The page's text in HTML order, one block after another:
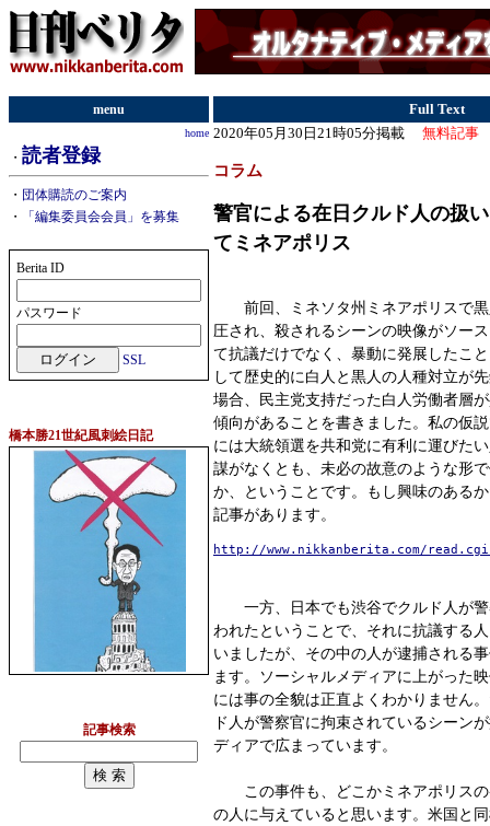
menu
home
・ 読者登録
・ 団体購読のご案内
・
「編集委員会会員」を募集
Berita ID
パスワード
SSL
橋本勝21世紀風刺絵日記
記事検索
Full Text
2020年05月30日21時05分掲載 無料記事
コラム
警官による在日クルド人の扱
てミネアポリス
前回、ミネソタ州ミネアポリスで黒
圧され、殺されるシーンの映像がソー
て抗議だけでなく、暴動に発展したこ
して歴史的に白人と黒人の人種対立が
場合、民主党支持だった白人労働者層
傾向があることを書きました。私の仮
には大統領選を共和党に有利に運びた
謀がなくとも、未必の故意のような形
か、ということです。もし興味のある
記事があります。
http://www.nikkanberita.com/
一方、日本でも渋谷でクルド人が警
われたということで、それに抗議する
いましたが、その中の人が逮捕される
ます。ソーシャルメディアに上がった
には事の全貌は正直よくわかりません
ド人が警察官に拘束されているシーン
ディアで広まっています。
この事件も、どこかミネアポリスの
の人に与えていると思います。米国と